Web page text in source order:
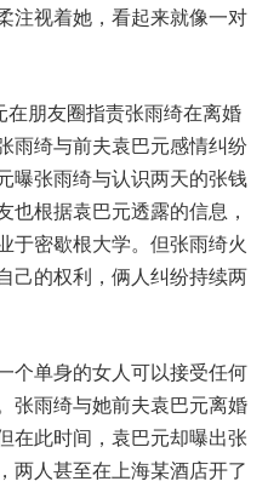
注视着她，看起来就像一对
朋友圈指责张雨绮在离婚
雨绮与前夫袁巴元感情纠纷
曝张雨绮与认识两天的张钱
根据袁巴元透露的信息，
于密歇根大学。但张雨绮火
己的权利，俩人纠纷持续两
个单身的女人可以接受任何
张雨绮与她前夫袁巴元离婚
在此时间，袁巴元却曝出张
两人甚至在上海某酒店开了